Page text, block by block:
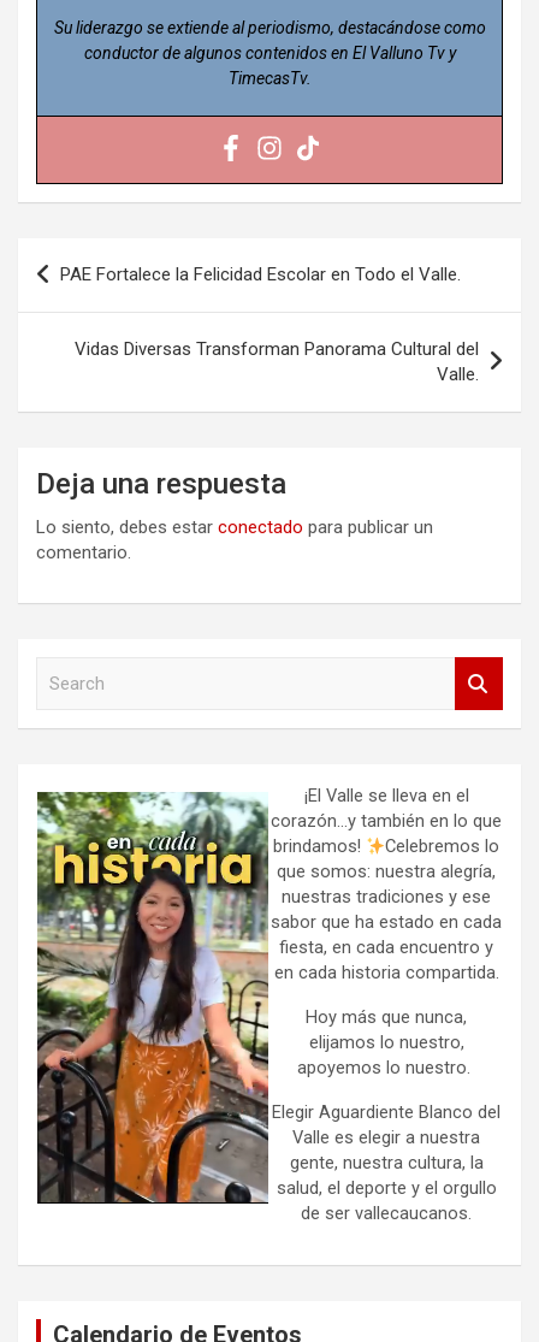
Su liderazgo se extiende al periodismo, destacándose como
conductor de algunos contenidos en El Valluno Tv y
TimecasTv.
Navegación
de
entradas
PAE Fortalece la Felicidad Escolar en Todo el Valle.
Vidas Diversas Transforman Panorama Cultural del
Valle.
Deja una respuesta
Lo siento, debes estar conectado para publicar un
comentario.
h
¡El Valle se lleva en el
corazón…y también en lo que
brindamos!
Celebremos lo
que somos: nuestra alegría,
nuestras tradiciones y ese
sabor que ha estado en cada
fiesta, en cada encuentro y
en cada historia compartida.
Hoy más que nunca,
elijamos lo nuestro,
apoyemos lo nuestro.
Elegir Aguardiente Blanco del
Valle es elegir a nuestra
gente, nuestra cultura, la
salud, el deporte y el orgullo
de ser vallecaucanos.
Calendario de Eventos